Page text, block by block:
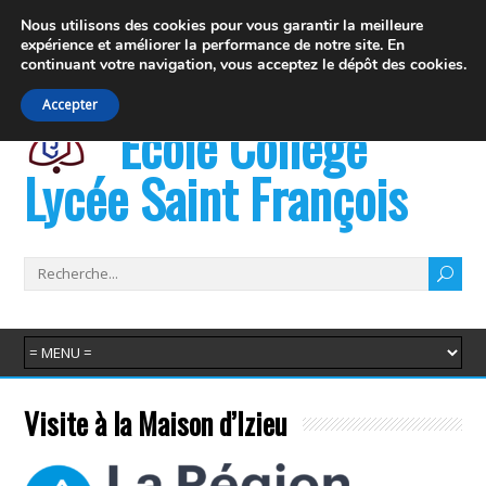
19 rue Fernand David 74100 Ville la Grand
info@juvenat.com
+33 4 50 37 76 01
École Collège
Lycée Saint François
Visite à la Maison d’Izieu
Nous utilisons des cookies pour vous garantir la meilleure
expérience et améliorer la performance de notre site. En
continuant votre navigation, vous acceptez le dépôt des cookies.
Accepter